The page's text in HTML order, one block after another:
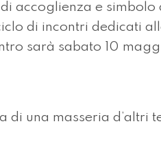
accoglienza e simbolo
di incontri dedicati
sarà sabato 10
di una masseria d’altri